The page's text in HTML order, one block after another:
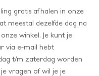
gratis afhalen in onze
meestal dezelfde dag na
winkel. Je kunt je
via e-mail hebt
t/m zaterdag worden
je vragen of wil je je